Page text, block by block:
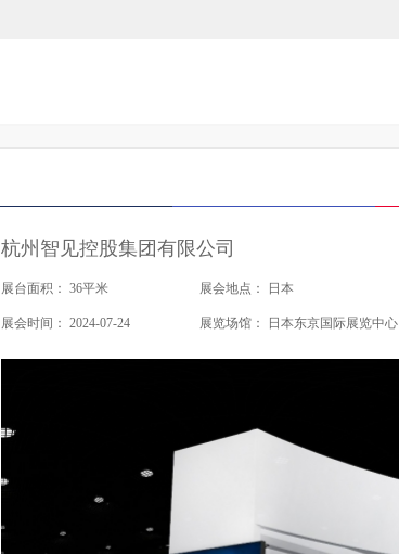
杭州智见控股集团有限公司
展台面积： 36平米
展会时间： 2024-07-24
展会地点： 日本
展览场馆： 日本东京国际展览中心